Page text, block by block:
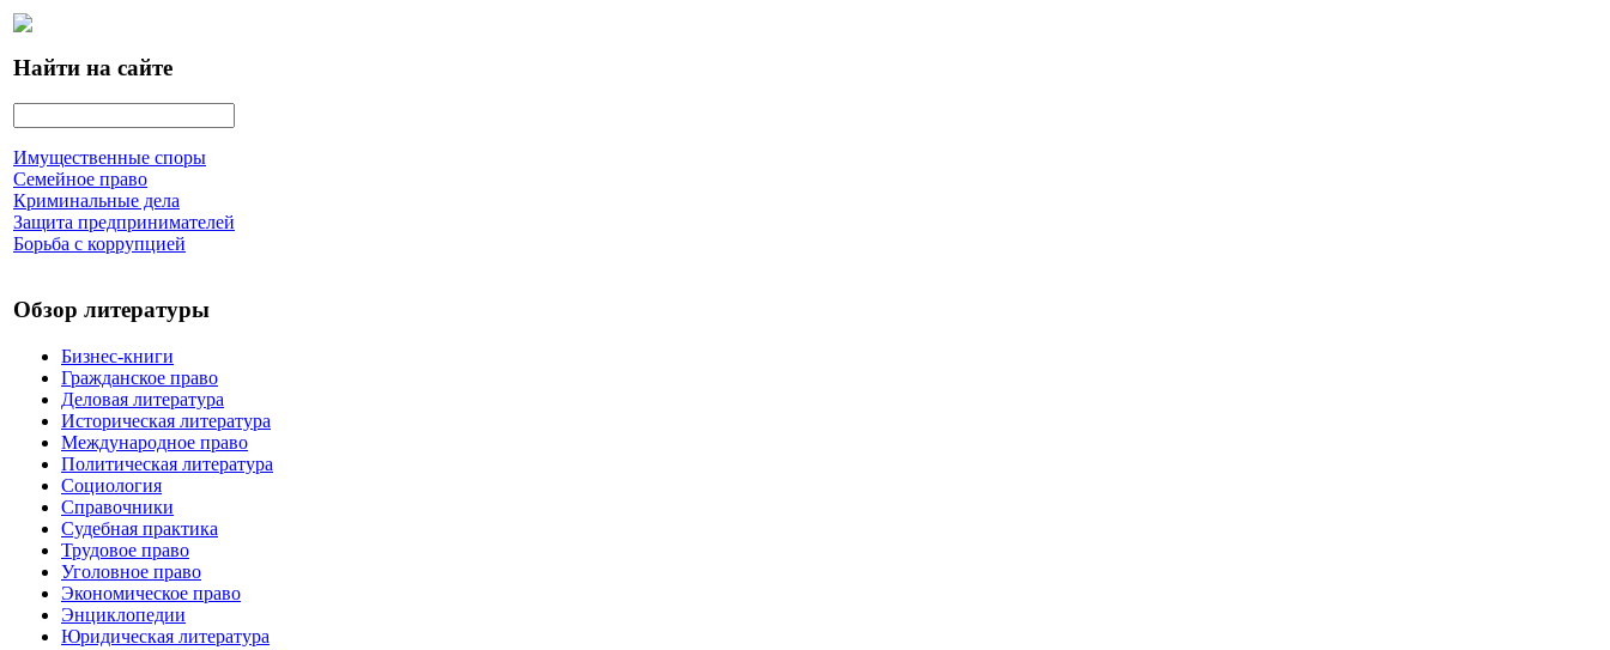
Найти на сайте
Имущественные споры
Семейное право
Криминальные дела
Защита предпринимателей
Борьба с коррупцией
Обзор литературы
Бизнес-книги
Гражданское право
Деловая литература
Историческая литература
Международное право
Политическая литература
Социология
Справочники
Судебная практика
Трудовое право
Уголовное право
Экономическое право
Энциклопедии
Юридическая литература